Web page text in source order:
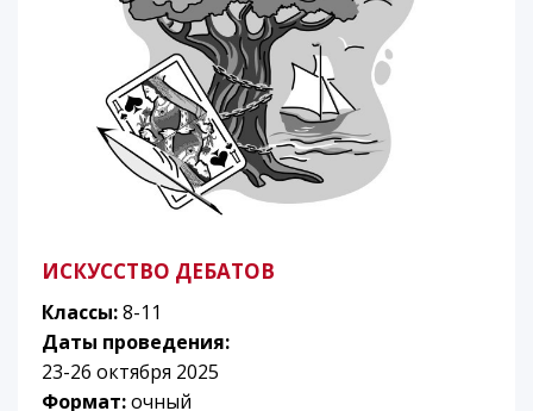
ИСКУССТВО ДЕБАТОВ
Классы:8-11
Даты проведения:
23-26 октября 2025
Формат:очный